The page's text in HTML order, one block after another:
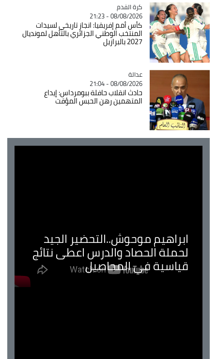
Catégorie
كرة القدم
08/08/2026 - 21:23
كأس أمم إفريقيا: انجاز تاريخي لسيدات
المنتخب الوطني الجزائري بالتأهل لمونديال
2027 بالبرازيل
Catégorie
عدالة
08/08/2026 - 21:04
حادث انقلاب حافلة ببومرداس: إيداع
المتهمين رهن الحبس المؤقت
ابراهيم موحوش..التحضير الجيد
لحملة الحصاد والدرس اعطى نتائج
قياسية في المحاصيل